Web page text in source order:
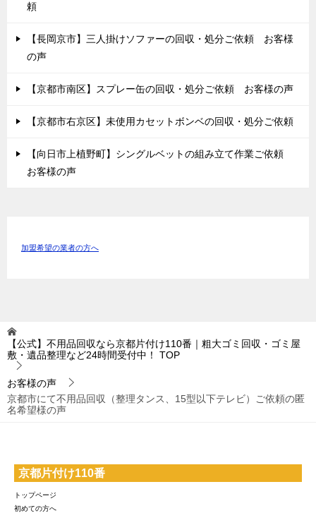
頼
【長岡京市】三人掛けソファーの回収・処分ご依頼 お客様
の声
【京都市南区】スプレー缶の回収・処分ご依頼 お客様の声
【京都市右京区】未使用カセットボンベの回収・処分ご依頼
【向日市上植野町】シングルベットの組み立て作業ご依頼
お客様の声
加盟希望の業者の方へ
【公式】不用品回収なら京都片付け110番｜粗大ゴミ回収・ゴミ屋
敷・遺品整理など24時間受付中！
TOP
お客様の声
京都市にて不用品回収（整理タンス、15型以下テレビ）ご依頼の匿
名希望様の声
京都片付け110番
トップページ
初めての方へ